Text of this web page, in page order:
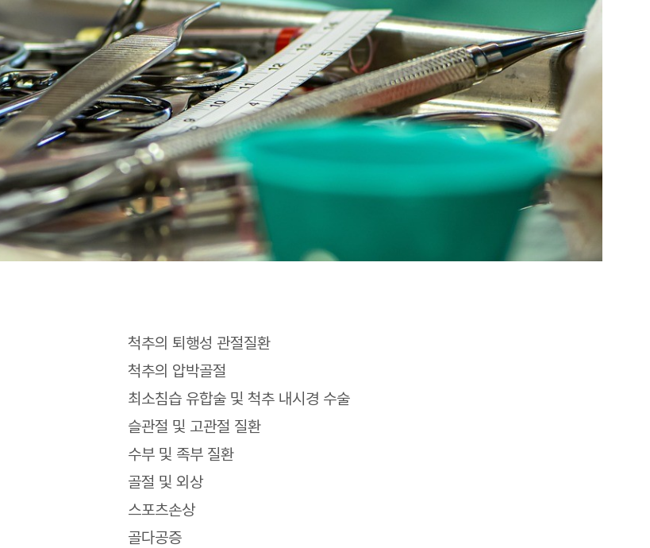
척추의 퇴행성 관절질환
척추의 압박골절
최소침습 유합술 및 척추 내시경 수술
슬관절 및 고관절 질환
수부 및 족부 질환
골절 및 외상
스포츠손상
골다공증